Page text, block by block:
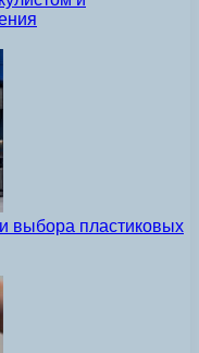
выбора пластиковых